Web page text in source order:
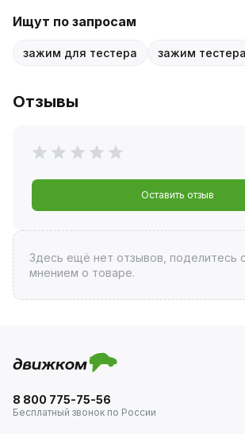
Ищут по запросам
зажим для тестера зажим тестера
Отзывы
Оставить отзыв
Здесь ещё нет отзывов, поделитесь
мнением о товаре.
8 800 775-75-56
Бесплатный звонок по России